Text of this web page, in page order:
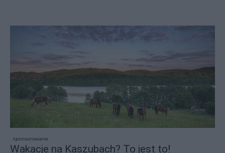
sponsorowane
Wakacje na Kaszubach? To jest to!